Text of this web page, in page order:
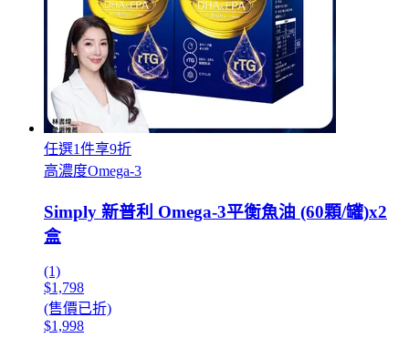
任選1件享9折
高濃度Omega-3
Simply 新普利 Omega-3平衡魚油 (60顆/罐)x2
盒
(1)
$1,798
(售價已折)
$1,998